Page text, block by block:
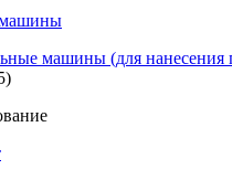
машины (для нанесения